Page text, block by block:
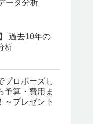
ータ分析
過去10年の
析
プロポーズし
予算・費用ま
～プレゼント